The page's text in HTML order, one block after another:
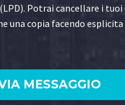
Potrai cancellare i
una copia facendo esplicita